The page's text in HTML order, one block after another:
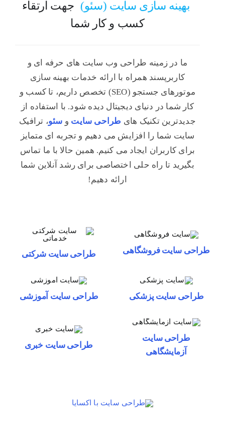
جهت ارتقاء
کسب و کار شما
ما در زمینه طراحی وب سایت های حرفه ای و
کاربرپسند همراه با ارائه خدمات بهینه سازی
موتورهای جستجو (SEO) تخصص داریم، تا کسب و
کار شما در دنیای دیجیتال دیده شود. با استفاده از
جدیدترین تکنیک های طراحی سایت و سئو، ترافیک
سایت شما را افزایش می دهیم و تجربه ای متمایز
برای کاربران ایجاد می کنیم. همین حالا با ما تماس
بگیرید تا راه حلی اختصاصی برای رشد آنلاین شما
ارائه دهیم!
طراحی سایت فروشگاهی طراحی سایت شرکتی
طراحی سایت پزشکی طراحی سایت آموزشی
طراحی سایت
آزمایشگاهی
طراحی سایت خبری